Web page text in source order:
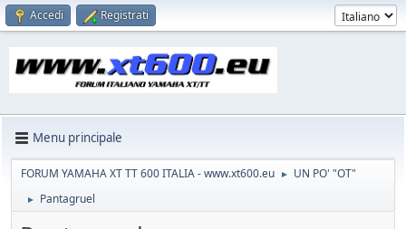
Accedi Registrati
Menu principale
FORUM YAMAHA XT TT 600 ITALIA - www.xt600.eu ► UN PO' "OT"
► Pantagruel